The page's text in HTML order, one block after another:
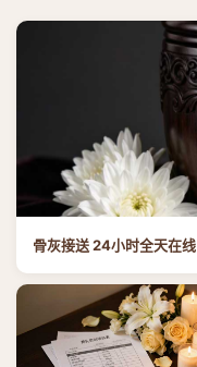
骨灰接送 24小时全天在线